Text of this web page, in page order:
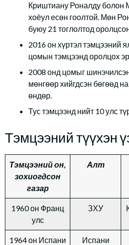
Криштиану Роналду болон
хоёул есөн гоолтой. Мөн
буюу 21 тоглолтод
2016 он хүртэл тэмцээний
цомын тэмцээнд оролцох
2008 онд цомыг
мөнгөөр хийгдсэн бөгөөд
өндөр.
Тус тэмцээнд нийт 10 улс
Тэмцээний түүхэн
Тэмцээний он,
зохиогдсон
газар
Алт
1960 он Франц
улс
ЗХУ
1964 он Испани
Испани